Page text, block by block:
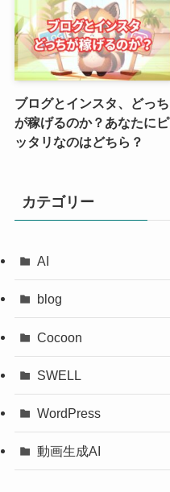
ブログとインスタ、どっち
が稼げるのか？あなたにピ
ッタリなのはどちら？
カテゴリー
AI
blog
Cocoon
SWELL
WordPress
動画生成AI